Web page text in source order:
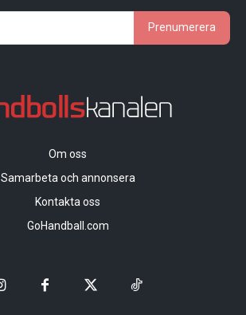
Prenumerera
Om oss
Samarbeta och annonsera
Kontakta oss
GoHandball.com